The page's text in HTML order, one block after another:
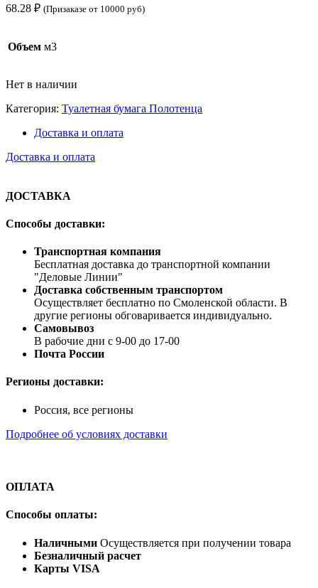
68.28 ₽ (Призаказе от 10000 руб)
Объем м3
Нет в наличии
Категория: Туалетная бумага Полотенца
Доставка и оплата
Доставка и оплата
ДОСТАВКА
Способы доставки:
Транспортная компания
Бесплатная доставка до транспортной компании
"Деловые Линии"
Доставка собственным транспортом
Осуществляет бесплатно по Смоленской области. В
другие регионы обговаривается индивидуально.
Самовывоз
В рабочие дни с 9-00 до 17-00
Почта России
Регионы доставки:
Россия, все регионы
Подробнее об условиях доставки
ОПЛАТА
Способы оплаты:
Наличными Осуществляется при получении товара
Безналичный расчет
Карты VISA